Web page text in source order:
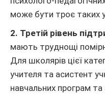
може бути троє таких
2. Третій рівень
мають труднощі
Для школярів цієї
учителя та асистент
навчальних програм